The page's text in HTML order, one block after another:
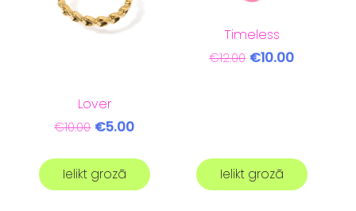
Lover
€10.00 €5.00
Ielikt grozā
Timeless
€12.00 €10.00
Ielikt grozā